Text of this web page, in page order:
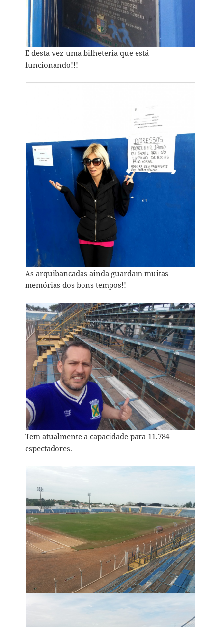
E desta vez uma bilheteria que está
funcionando!!!
As arquibancadas ainda guardam muitas
memórias dos bons tempos!!
Tem atualmente a capacidade para 11.784
espectadores.